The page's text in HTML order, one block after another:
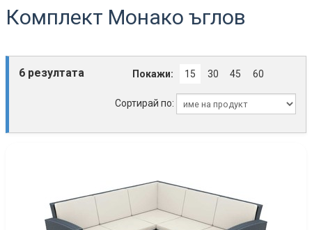
Комплект Монако ъглов
6 резултата Покажи: 15 30 45 60
Сортирай по: